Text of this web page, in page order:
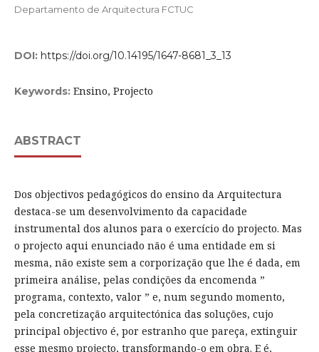
Departamento de Arquitectura FCTUC
DOI: https://doi.org/10.14195/1647-8681_3_13
Keywords: Ensino, Projecto
ABSTRACT
Dos objectivos pedagógicos do ensino da Arquitectura
destaca-se um desenvolvimento da capacidade
instrumental dos alunos para o exercício do projecto. Mas
o projecto aqui enunciado não é uma entidade em si
mesma, não existe sem a corporização que lhe é dada, em
primeira análise, pelas condições da encomenda ”
programa, contexto, valor ” e, num segundo momento,
pela concretização arquitectónica das soluções, cujo
principal objectivo é, por estranho que pareça, extinguir
esse mesmo projecto, transformando-o em obra. E é,